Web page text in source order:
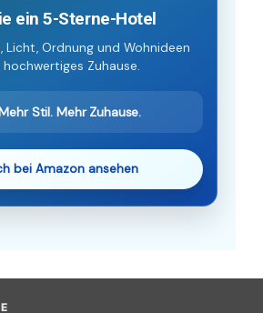
ein 5-Sterne-Hotel
Licht, Ordnung und Wohnideen
hochwertiges Zuhause.
Stil. Mehr Zuhause.
bei Amazon ansehen